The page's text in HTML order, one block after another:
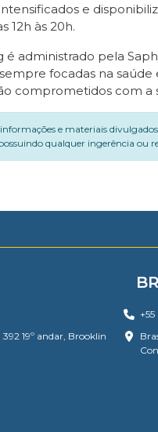
e
12h às 20h.
é administrado pela
focadas na
comprometidos com a
e materiais
qualquer ingerência ou
19º andar, Brooklin
+55